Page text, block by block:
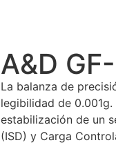
A&D
La balanza de
legibilidad de
estabilización de un
(ISD) y Carga